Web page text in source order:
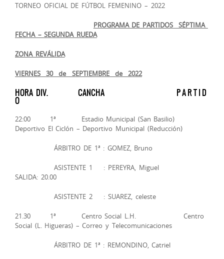
TORNEO OFICIAL DE FÚTBOL FEMENINO – 2022
PROGRAMA DE PARTIDOS ­­ SÉPTIMA
FECHA – SEGUNDA RUEDA
ZONA REVÁLIDA
VIERNES 30 de SEPTIEMBRE de 2022
HORA DIV. CANCHA P A R T I D
O
22:00 1ª Estadio Municipal (San Basilio)
Deportivo El Ciclón – Deportivo Municipal (Reducción)
ÁRBITRO DE 1ª : GOMEZ, Bruno
ASISTENTE 1 : PEREYRA, Miguel
SALIDA: 20.00
ASISTENTE 2 : SUAREZ, celeste
21.30 1ª Centro Social L.H. Centro
Social (L. Higueras) – Correo y Telecomunicaciones
ÁRBITRO DE 1ª : REMONDINO, Catriel